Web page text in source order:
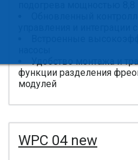
Обновленный
управления и интеграции
Встроенные
Удобство монтажа и
функции разделения
модулей
WPC 04 new